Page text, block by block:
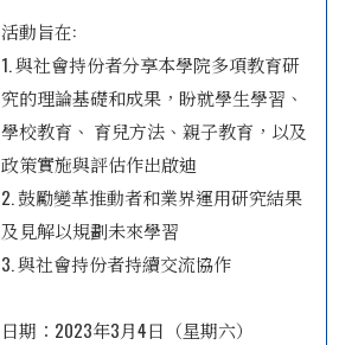
活動旨在:
1. 與社會持份者分享本學院多項教育研
究的理論基礎和成果，盼就學生學習、
學校教育、 育兒方法、親子教育，以及
政策實施與評估作出啟迪
2. 鼓勵變革推動者和業界運用研究結果
及見解以規劃未來學習
3. 與社會持份者持續交流協作
日期：2023年3月4日（星期六）